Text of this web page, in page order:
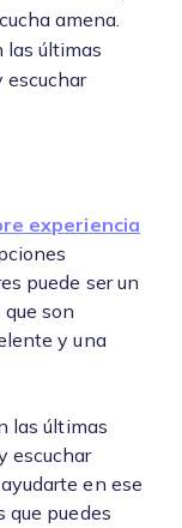
amena.
las últimas
escuchar
experiencia
puede ser un
son
y una
las últimas
escuchar
en ese
que puedes